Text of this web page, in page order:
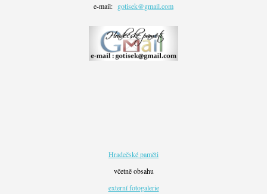
e-mail: gotisek@gmail.com
Hradečské paměti
včetně obsahu
externí fotogalerie